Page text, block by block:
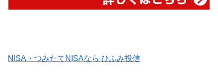
NISA・つみたてNISAなら ひふみ投信